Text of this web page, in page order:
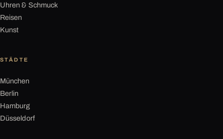
Uhren & Schmuck
Reisen
Kunst
STÄDTE
München
Berlin
Hamburg
Düsseldorf